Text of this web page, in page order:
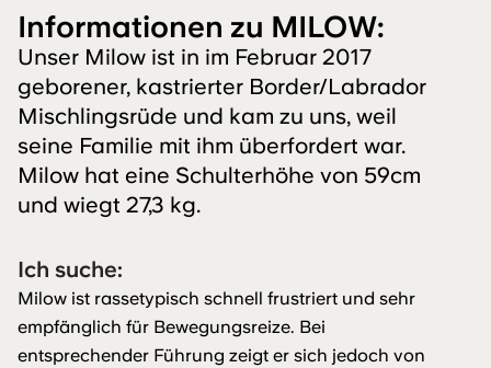
Informationen zu MILOW:
Unser Milow ist in im Februar 2017
geborener, kastrierter Border/Labrador
Mischlingsrüde und kam zu uns, weil
seine Familie mit ihm überfordert war.
Milow hat eine Schulterhöhe von 59cm
und wiegt 27,3 kg.
Ich suche:
Milow ist rassetypisch schnell frustriert und sehr
empfänglich für Bewegungsreize. Bei
entsprechender Führung zeigt er sich jedoch von